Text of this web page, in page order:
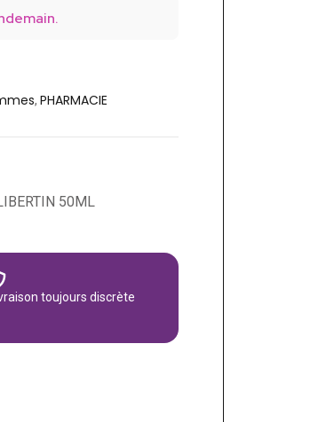
, PHARMACIE
50ML
toujours discrète